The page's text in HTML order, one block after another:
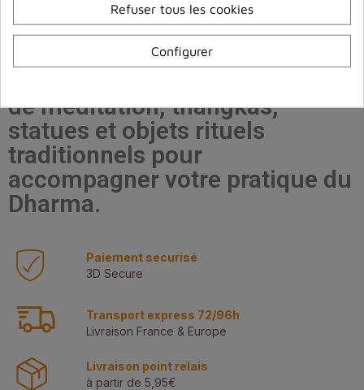
Zam Store propose textes et
de méditation, thangkas,
statues et objets rituels
traditionnels pour
accompagner votre pratique du
Dharma.
Paiement securisé
3D Secure
Transport express 72/96h
Livraison France & Europe
Livraison point relais
à partir de 5,95€
Refuser tous les cookies
Configurer